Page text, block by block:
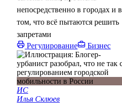
непосредственно в городах и в
том, что всё пытаются решить
запретами
Регулирование
Бизнес
ИС
Илья Склюев